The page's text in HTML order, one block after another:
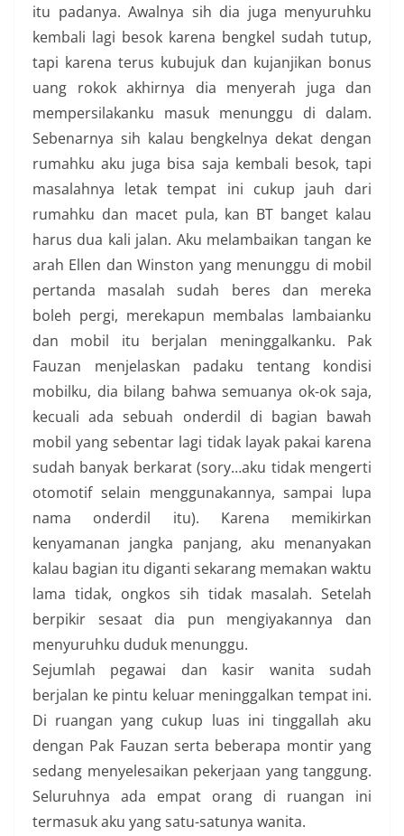
itu padanya. Awalnya sih dia juga menyuruhku
kembali lagi besok karena bengkel sudah tutup,
tapi karena terus kubujuk dan kujanjikan bonus
uang rokok akhirnya dia menyerah juga dan
mempersilakanku masuk menunggu di dalam.
Sebenarnya sih kalau bengkelnya dekat dengan
rumahku aku juga bisa saja kembali besok, tapi
masalahnya letak tempat ini cukup jauh dari
rumahku dan macet pula, kan BT banget kalau
harus dua kali jalan. Aku melambaikan tangan ke
arah Ellen dan Winston yang menunggu di mobil
pertanda masalah sudah beres dan mereka
boleh pergi, merekapun membalas lambaianku
dan mobil itu berjalan meninggalkanku. Pak
Fauzan menjelaskan padaku tentang kondisi
mobilku, dia bilang bahwa semuanya ok-ok saja,
kecuali ada sebuah onderdil di bagian bawah
mobil yang sebentar lagi tidak layak pakai karena
sudah banyak berkarat (sory…aku tidak mengerti
otomotif selain menggunakannya, sampai lupa
nama onderdil itu). Karena memikirkan
kenyamanan jangka panjang, aku menanyakan
kalau bagian itu diganti sekarang memakan waktu
lama tidak, ongkos sih tidak masalah. Setelah
berpikir sesaat dia pun mengiyakannya dan
menyuruhku duduk menunggu.
Sejumlah pegawai dan kasir wanita sudah
berjalan ke pintu keluar meninggalkan tempat ini.
Di ruangan yang cukup luas ini tinggallah aku
dengan Pak Fauzan serta beberapa montir yang
sedang menyelesaikan pekerjaan yang tanggung.
Seluruhnya ada empat orang di ruangan ini
termasuk aku yang satu-satunya wanita.